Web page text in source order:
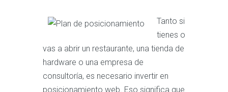
Tanto si
tienes o
vas a abrir un restaurante, una tienda de
hardware o una empresa de
consultoría, es necesario invertir en
posicionamiento web. Eso significa que